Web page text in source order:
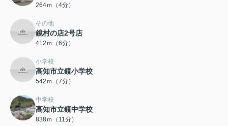
264ｍ（4分）
その他
鏡村の店2号店
412ｍ（6分）
小学校
高知市立鏡小学校
542ｍ（7分）
中学校
高知市立鏡中学校
838ｍ（11分）